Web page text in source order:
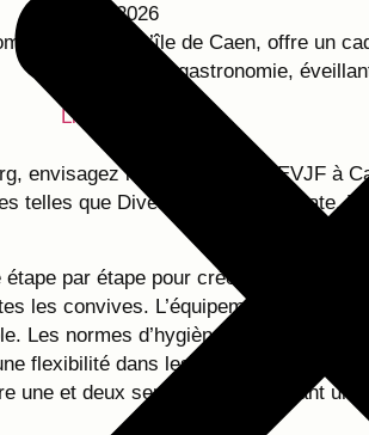
13/02/2026
La presqu’île de Caen, offre un
amateurs de gastronomie,
Lire la suite »
envisagez l’option du Dîner EVJF à
telles que Dives-sur-Mer, Houlgate,
par étape pour créer une
les convives. L’équipement haut
Les normes d’hygiène rigoureuses
flexibilité dans les choix de plats
une et deux semaines, permettant